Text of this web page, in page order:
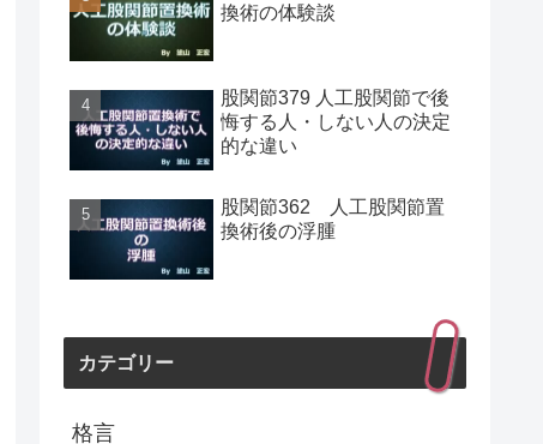
換術の体験談
股関節379 人工股関節で後
悔する人・しない人の決定
的な違い
股関節362 人工股関節置
換術後の浮腫
カテゴリー
格言